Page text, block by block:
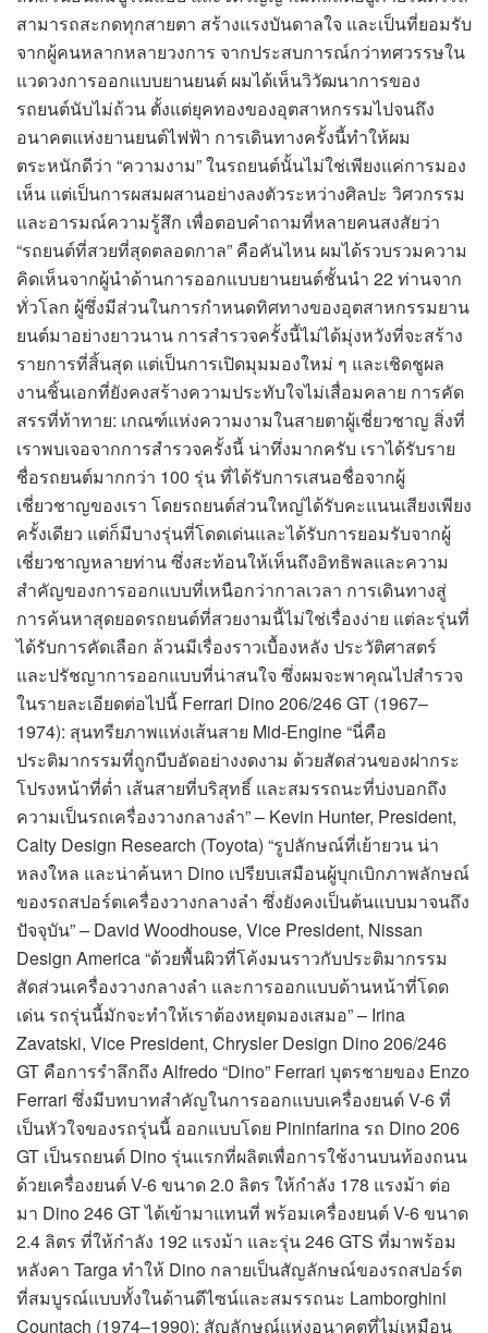
สามารถสะกดทุกสายตา สร้างแรงบันดาลใจ และเป็นที่ยอมรับ
จากผู้คนหลากหลายวงการ จากประสบการณ์กว่าทศวรรษใน
แวดวงการออกแบบยานยนต์ ผมได้เห็นวิวัฒนาการของ
รถยนต์นับไม่ถ้วน ตั้งแต่ยุคทองของอุตสาหกรรมไปจนถึง
อนาคตแห่งยานยนต์ไฟฟ้า การเดินทางครั้งนี้ทำให้ผม
ตระหนักดีว่า “ความงาม” ในรถยนต์นั้นไม่ใช่เพียงแค่การมอง
เห็น แต่เป็นการผสมผสานอย่างลงตัวระหว่างศิลปะ วิศวกรรม
และอารมณ์ความรู้สึก เพื่อตอบคำถามที่หลายคนสงสัยว่า
“รถยนต์ที่สวยที่สุดตลอดกาล” คือคันไหน ผมได้รวบรวมความ
คิดเห็นจากผู้นำด้านการออกแบบยานยนต์ชั้นนำ 22 ท่านจาก
ทั่วโลก ผู้ซึ่งมีส่วนในการกำหนดทิศทางของอุตสาหกรรมยาน
ยนต์มาอย่างยาวนาน การสำรวจครั้งนี้ไม่ได้มุ่งหวังที่จะสร้าง
รายการที่สิ้นสุด แต่เป็นการเปิดมุมมองใหม่ ๆ และเชิดชูผล
งานชิ้นเอกที่ยังคงสร้างความประทับใจไม่เสื่อมคลาย การคัด
สรรที่ท้าทาย: เกณฑ์แห่งความงามในสายตาผู้เชี่ยวชาญ สิ่งที่
เราพบเจอจากการสำรวจครั้งนี้ น่าทึ่งมากครับ เราได้รับราย
ชื่อรถยนต์มากกว่า 100 รุ่น ที่ได้รับการเสนอชื่อจากผู้
เชี่ยวชาญของเรา โดยรถยนต์ส่วนใหญ่ได้รับคะแนนเสียงเพียง
ครั้งเดียว แต่ก็มีบางรุ่นที่โดดเด่นและได้รับการยอมรับจากผู้
เชี่ยวชาญหลายท่าน ซึ่งสะท้อนให้เห็นถึงอิทธิพลและความ
สำคัญของการออกแบบที่เหนือกว่ากาลเวลา การเดินทางสู่
การค้นหาสุดยอดรถยนต์ที่สวยงามนี้ไม่ใช่เรื่องง่าย แต่ละรุ่นที่
ได้รับการคัดเลือก ล้วนมีเรื่องราวเบื้องหลัง ประวัติศาสตร์
และปรัชญาการออกแบบที่น่าสนใจ ซึ่งผมจะพาคุณไปสำรวจ
ในรายละเอียดต่อไปนี้ Ferrari Dino 206/246 GT (1967–
1974): สุนทรียภาพแห่งเส้นสาย Mid-Engine “นี่คือ
ประติมากรรมที่ถูกบีบอัดอย่างงดงาม ด้วยสัดส่วนของฝากระ
โปรงหน้าที่ต่ำ เส้นสายที่บริสุทธิ์ และสมรรถนะที่บ่งบอกถึง
ความเป็นรถเครื่องวางกลางลำ” – Kevin Hunter, President,
Calty Design Research (Toyota) “รูปลักษณ์ที่เย้ายวน น่า
หลงใหล และน่าค้นหา Dino เปรียบเสมือนผู้บุกเบิกภาพลักษณ์
ของรถสปอร์ตเครื่องวางกลางลำ ซึ่งยังคงเป็นต้นแบบมาจนถึง
ปัจจุบัน” – David Woodhouse, Vice President, Nissan
Design America “ด้วยพื้นผิวที่โค้งมนราวกับประติมากรรม
สัดส่วนเครื่องวางกลางลำ และการออกแบบด้านหน้าที่โดด
เด่น รถรุ่นนี้มักจะทำให้เราต้องหยุดมองเสมอ” – Irina
Zavatski, Vice President, Chrysler Design Dino 206/246
GT คือการรำลึกถึง Alfredo “Dino” Ferrari บุตรชายของ Enzo
Ferrari ซึ่งมีบทบาทสำคัญในการออกแบบเครื่องยนต์ V-6 ที่
เป็นหัวใจของรถรุ่นนี้ ออกแบบโดย Pininfarina รถ Dino 206
GT เป็นรถยนต์ Dino รุ่นแรกที่ผลิตเพื่อการใช้งานบนท้องถนน
ด้วยเครื่องยนต์ V-6 ขนาด 2.0 ลิตร ให้กำลัง 178 แรงม้า ต่อ
มา Dino 246 GT ได้เข้ามาแทนที่ พร้อมเครื่องยนต์ V-6 ขนาด
2.4 ลิตร ที่ให้กำลัง 192 แรงม้า และรุ่น 246 GTS ที่มาพร้อม
หลังคา Targa ทำให้ Dino กลายเป็นสัญลักษณ์ของรถสปอร์ต
ที่สมบูรณ์แบบทั้งในด้านดีไซน์และสมรรถนะ Lamborghini
Countach (1974–1990): สัญลักษณ์แห่งอนาคตที่ไม่เหมือน